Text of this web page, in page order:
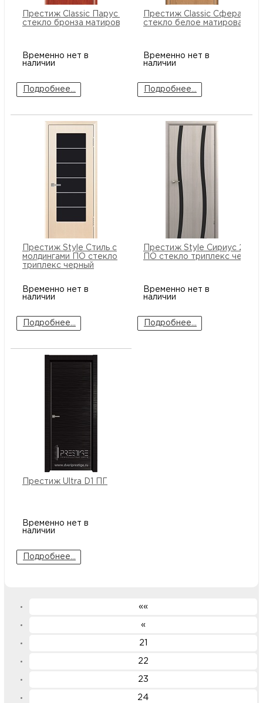
Престиж Classic Парус ПО
стекло бронза матированное
Временно нет в
наличии
Подробнее...
Престиж Classic Сфера ПО
стекло белое матированное
Временно нет в
наличии
Подробнее...
Престиж Style Стиль с
молдингами ПО стекло
триплекс черный
Временно нет в
наличии
Подробнее...
Престиж Style Сириус 2
ПО стекло триплекс черный
Временно нет в
наличии
Подробнее...
Престиж Ultra D1 ПГ
Временно нет в
наличии
Подробнее...
««
«
21
22
23
24